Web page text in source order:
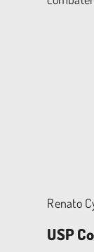
Renato
USP